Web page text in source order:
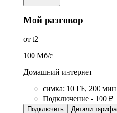
Мой разговор
от t2
100 Мб/c
Домашний интернет
симка: 10 ГБ, 200 мин
Подключение - 100 ₽
Подключить
Детали тарифа